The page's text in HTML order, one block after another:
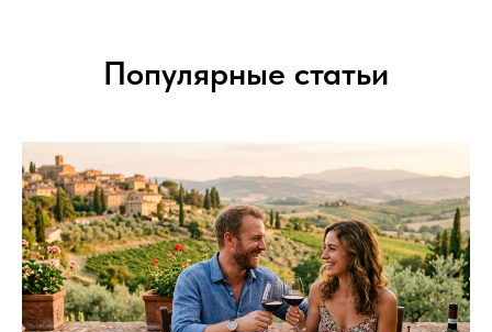
Популярные статьи